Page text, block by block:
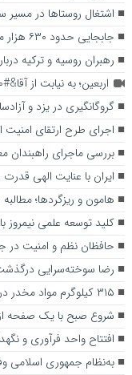
اشتغال روستاها در مسیر
جابجایی حدود ۶۳۰ هزار مسافر در سیستان‌وبلوچستان
رهبران روسیه و ترکیه
اربعین؛ به نیابت از آقا&#۸۲۳۰;
گروگانگیری در یزد و
اجرای طرح ارتقای امنیت
بررسی ماجرای راهبندان
ایران با عنایت الهی
هامون و ریزگردها؛
کلید توسعه علمی نیمروز
حافظان نظم و امنیت در
رضا سوخته‌سرایی
۳۱۵ کیلوگرم مواد مخدر در سیستان‌وبلوچستان‌
شروع صبح با یک صفحه
افتتاح واحد فرآوری و
به‌نظام جمهوری اسلامی